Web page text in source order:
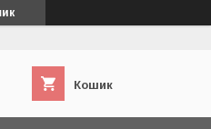
Кошик